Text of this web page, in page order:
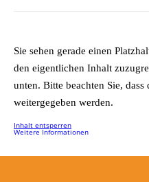
Sie sehen gerade einen
den eigentlichen Inhalt
unten. Bitte beachten Sie,
weitergegeben werden.
Inhalt entsperren
Weitere Informationen